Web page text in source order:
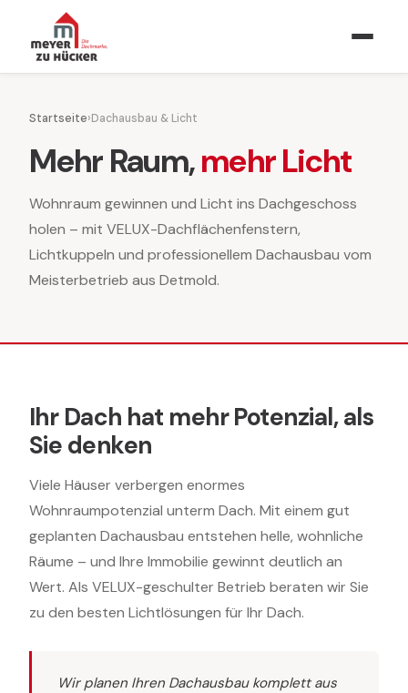
Startseite›Dachausbau & Licht
Mehr Raum,mehr Licht
Wohnraum gewinnen und Licht ins Dachgeschoss
holen – mit VELUX-Dachflächenfenstern,
Lichtkuppeln und professionellem Dachausbau vom
Meisterbetrieb aus Detmold.
Ihr Dach hat mehr Potenzial, als
Sie denken
Viele Häuser verbergen enormes
Wohnraumpotenzial unterm Dach. Mit einem gut
geplanten Dachausbau entstehen helle, wohnliche
Räume – und Ihre Immobilie gewinnt deutlich an
Wert. Als VELUX-geschulter Betrieb beraten wir Sie
zu den besten Lichtlösungen für Ihr Dach.
Wir planen Ihren Dachausbau komplett aus